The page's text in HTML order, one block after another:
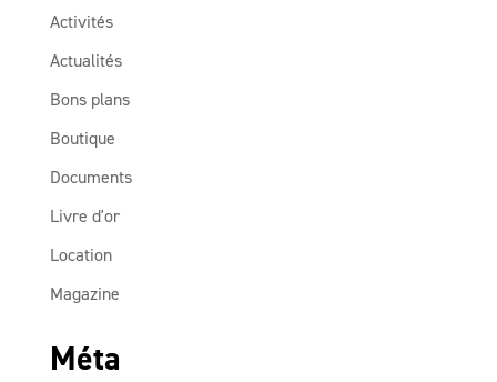
Activités
Actualités
Bons plans
Boutique
Documents
Livre d'or
Location
Magazine
Méta